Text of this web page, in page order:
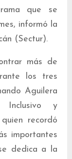
que se
informó la
(Sectur).
más de
los tres
Aguilera
Inclusivo y
recordó
importantes
dedica a la